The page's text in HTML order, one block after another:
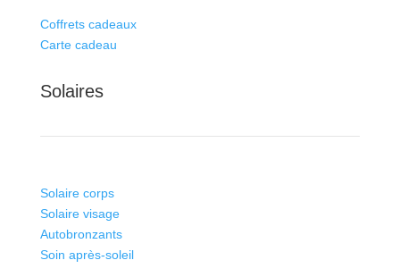
Coffrets cadeaux
Carte cadeau
Solaires
Solaire corps
Solaire visage
Autobronzants
Soin après-soleil